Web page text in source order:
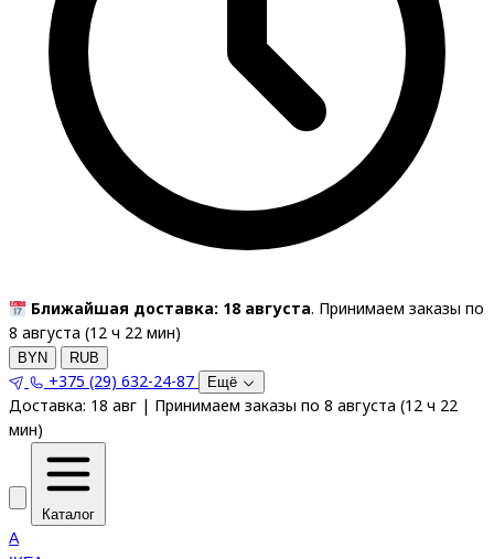
Ближайшая доставка: 18 августа. Принимаем заказы по
8 августа (12 ч 22 мин)
BYN RUB
+375 (29) 632-24-87 Ещё
Доставка: 18 авг | Принимаем заказы по 8 августа (12 ч 22
мин)
Каталог
A